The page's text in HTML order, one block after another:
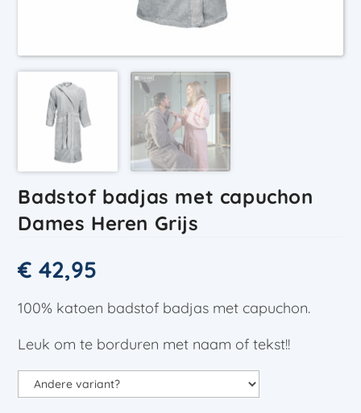
Badstof badjas met capuchon
Dames Heren Grijs
€ 42,95
100% katoen badstof badjas met capuchon.
Leuk om te borduren met naam of tekst!!